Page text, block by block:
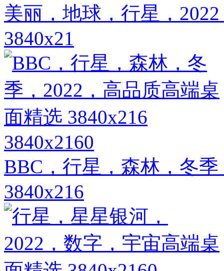
美丽，地球，行星，
3840x21
3840x2160
BBC，行星，森林，冬
3840x216